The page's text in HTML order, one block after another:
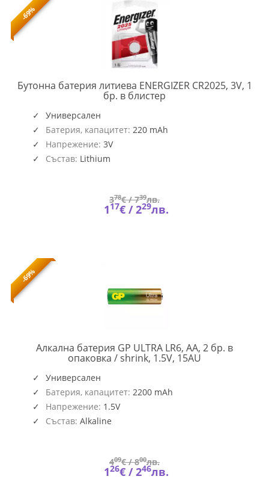
-69%
Бутонна батерия литиева ENERGIZER CR2025, 3V, 1
бр. в блистер
1PK
Универсален
Батерия, капацитет: 220 mAh
Напрежение: 3V
Състав: Lithium
378€ /739лв.
117€ /229лв.
-69%
Алкална батерия GP ULTRA LR6, AA, 2 бр. в
опаковка / shrink, 1.5V, 15AU
Универсален
Батерия, капацитет: 2200 mAh
Напрежение: 1.5V
Състав: Alkaline
409€ /800лв.
126€ /246лв.